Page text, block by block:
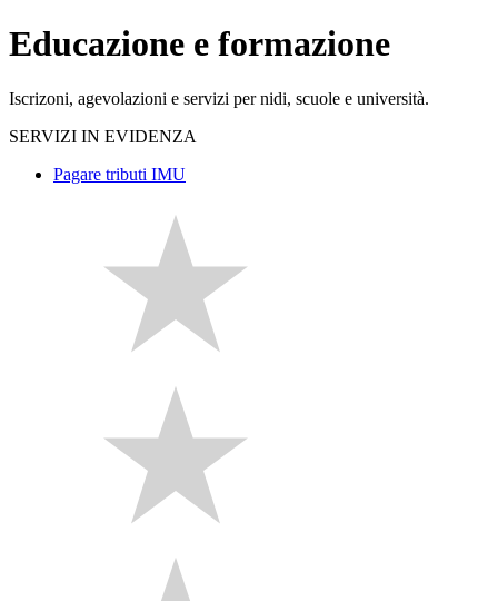
Educazione e formazione
Iscrizoni, agevolazioni e servizi per nidi, scuole e università.
SERVIZI IN EVIDENZA
Pagare tributi IMU